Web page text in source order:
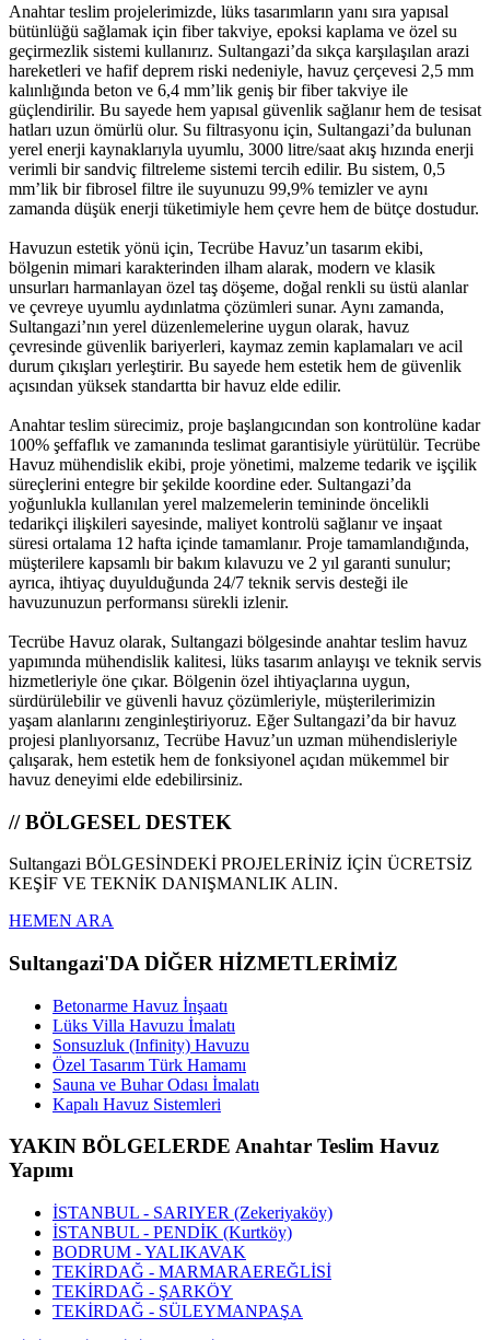
Anahtar teslim projelerimizde, lüks tasarımların yanı sıra yapısal
bütünlüğü sağlamak için fiber takviye, epoksi kaplama ve özel su
geçirmezlik sistemi kullanırız. Sultangazi’da sıkça karşılaşılan arazi
hareketleri ve hafif deprem riski nedeniyle, havuz çerçevesi 2,5 mm
kalınlığında beton ve 6,4 mm’lik geniş bir fiber takviye ile
güçlendirilir. Bu sayede hem yapısal güvenlik sağlanır hem de tesisat
hatları uzun ömürlü olur. Su filtrasyonu için, Sultangazi’da bulunan
yerel enerji kaynaklarıyla uyumlu, 3000 litre/saat akış hızında enerji
verimli bir sandviç filtreleme sistemi tercih edilir. Bu sistem, 0,5
mm’lik bir fibrosel filtre ile suyunuzu 99,9% temizler ve aynı
zamanda düşük enerji tüketimiyle hem çevre hem de bütçe dostudur.
Havuzun estetik yönü için, Tecrübe Havuz’un tasarım ekibi,
bölgenin mimari karakterinden ilham alarak, modern ve klasik
unsurları harmanlayan özel taş döşeme, doğal renkli su üstü alanlar
ve çevreye uyumlu aydınlatma çözümleri sunar. Aynı zamanda,
Sultangazi’nın yerel düzenlemelerine uygun olarak, havuz
çevresinde güvenlik bariyerleri, kaymaz zemin kaplamaları ve acil
durum çıkışları yerleştirir. Bu sayede hem estetik hem de güvenlik
açısından yüksek standartta bir havuz elde edilir.
Anahtar teslim sürecimiz, proje başlangıcından son kontrolüne kadar
100% şeffaflık ve zamanında teslimat garantisiyle yürütülür. Tecrübe
Havuz mühendislik ekibi, proje yönetimi, malzeme tedarik ve işçilik
süreçlerini entegre bir şekilde koordine eder. Sultangazi’da
yoğunlukla kullanılan yerel malzemelerin temininde öncelikli
tedarikçi ilişkileri sayesinde, maliyet kontrolü sağlanır ve inşaat
süresi ortalama 12 hafta içinde tamamlanır. Proje tamamlandığında,
müşterilere kapsamlı bir bakım kılavuzu ve 2 yıl garanti sunulur;
ayrıca, ihtiyaç duyulduğunda 24/7 teknik servis desteği ile
havuzunuzun performansı sürekli izlenir.
Tecrübe Havuz olarak, Sultangazi bölgesinde anahtar teslim havuz
yapımında mühendislik kalitesi, lüks tasarım anlayışı ve teknik servis
hizmetleriyle öne çıkar. Bölgenin özel ihtiyaçlarına uygun,
sürdürülebilir ve güvenli havuz çözümleriyle, müşterilerimizin
yaşam alanlarını zenginleştiriyoruz. Eğer Sultangazi’da bir havuz
projesi planlıyorsanız, Tecrübe Havuz’un uzman mühendisleriyle
çalışarak, hem estetik hem de fonksiyonel açıdan mükemmel bir
havuz deneyimi elde edebilirsiniz.
// BÖLGESEL DESTEK
Sultangazi BÖLGESİNDEKİ PROJELERİNİZ İÇİN ÜCRETSİZ
KEŞİF VE TEKNİK DANIŞMANLIK ALIN.
HEMEN ARA
Sultangazi'DA DİĞER HİZMETLERİMİZ
Betonarme Havuz İnşaatı
Lüks Villa Havuzu İmalatı
Sonsuzluk (Infinity) Havuzu
Özel Tasarım Türk Hamamı
Sauna ve Buhar Odası İmalatı
Kapalı Havuz Sistemleri
YAKIN BÖLGELERDE Anahtar Teslim Havuz
Yapımı
İSTANBUL - SARIYER (Zekeriyaköy)
İSTANBUL - PENDİK (Kurtköy)
BODRUM - YALIKAVAK
TEKİRDAĞ - MARMARAEREĞLİSİ
TEKİRDAĞ - ŞARKÖY
TEKİRDAĞ - SÜLEYMANPAŞA